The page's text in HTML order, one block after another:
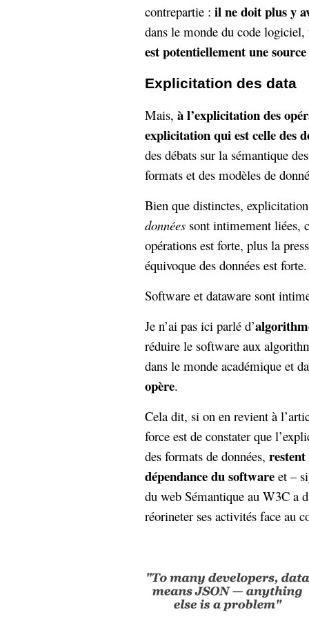
contrepartie : il ne doit plus y
dans le monde du code logiciel,
est potentiellement une
Explicitation des data
Mais, à l’explicitation des
explicitation qui est celle des
des débats sur la sémantique
formats et des modèles de
Bien que distinctes,
données sont intimement liées,
opérations est forte, plus la
équivoque des données est forte.
Software et dataware sont
Je n’ai pas ici parlé d’
réduire le software aux
dans le monde académique et
opère.
Cela dit, si on en revient à
force est de constater que
des formats de données, restent
dépendance du software et –
du web Sémantique au W3C a
réorineter ses activités face au